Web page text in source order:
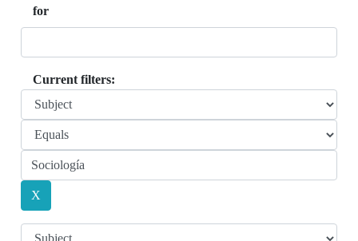
for
Current filters: